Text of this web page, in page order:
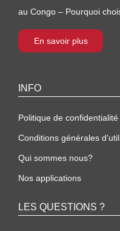
au Congo – Pourquoi
En savoir plus
INFO
Politique de confidentialité
Conditions générales
Qui sommes nous?
Nos applications
LES QUESTIONS ?